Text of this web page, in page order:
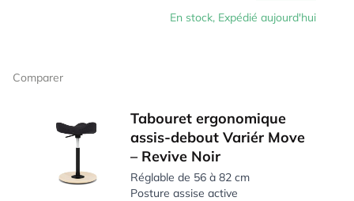
En stock, Expédié aujourd'hui
Comparer
Tabouret ergonomique
assis-debout Variér Move
– Revive Noir
Réglable de 56 à 82 cm
Posture assise active